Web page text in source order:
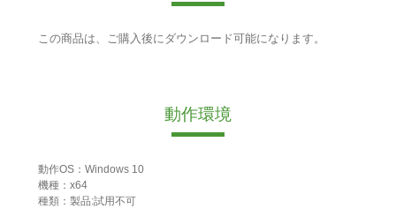
この商品は、ご購入後にダウンロード可能になります。
動作環境
動作OS：Windows 10
機種：x64
種類：製品:試用不可